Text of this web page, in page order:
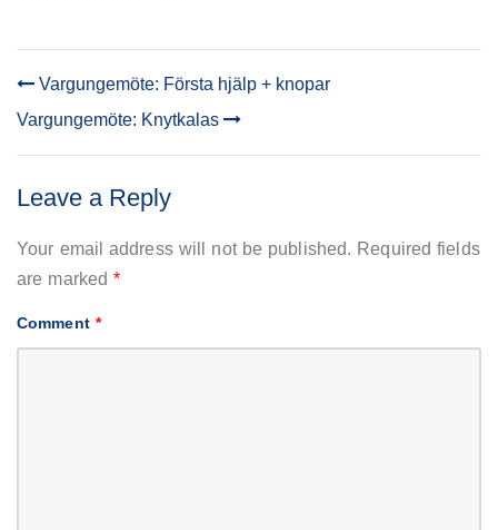
POST
NAVIGATION
Vargungemöte: Första hjälp + knopar
Vargungemöte: Knytkalas
Leave a Reply
Your email address will not be published. Required fields
are marked*
Comment *